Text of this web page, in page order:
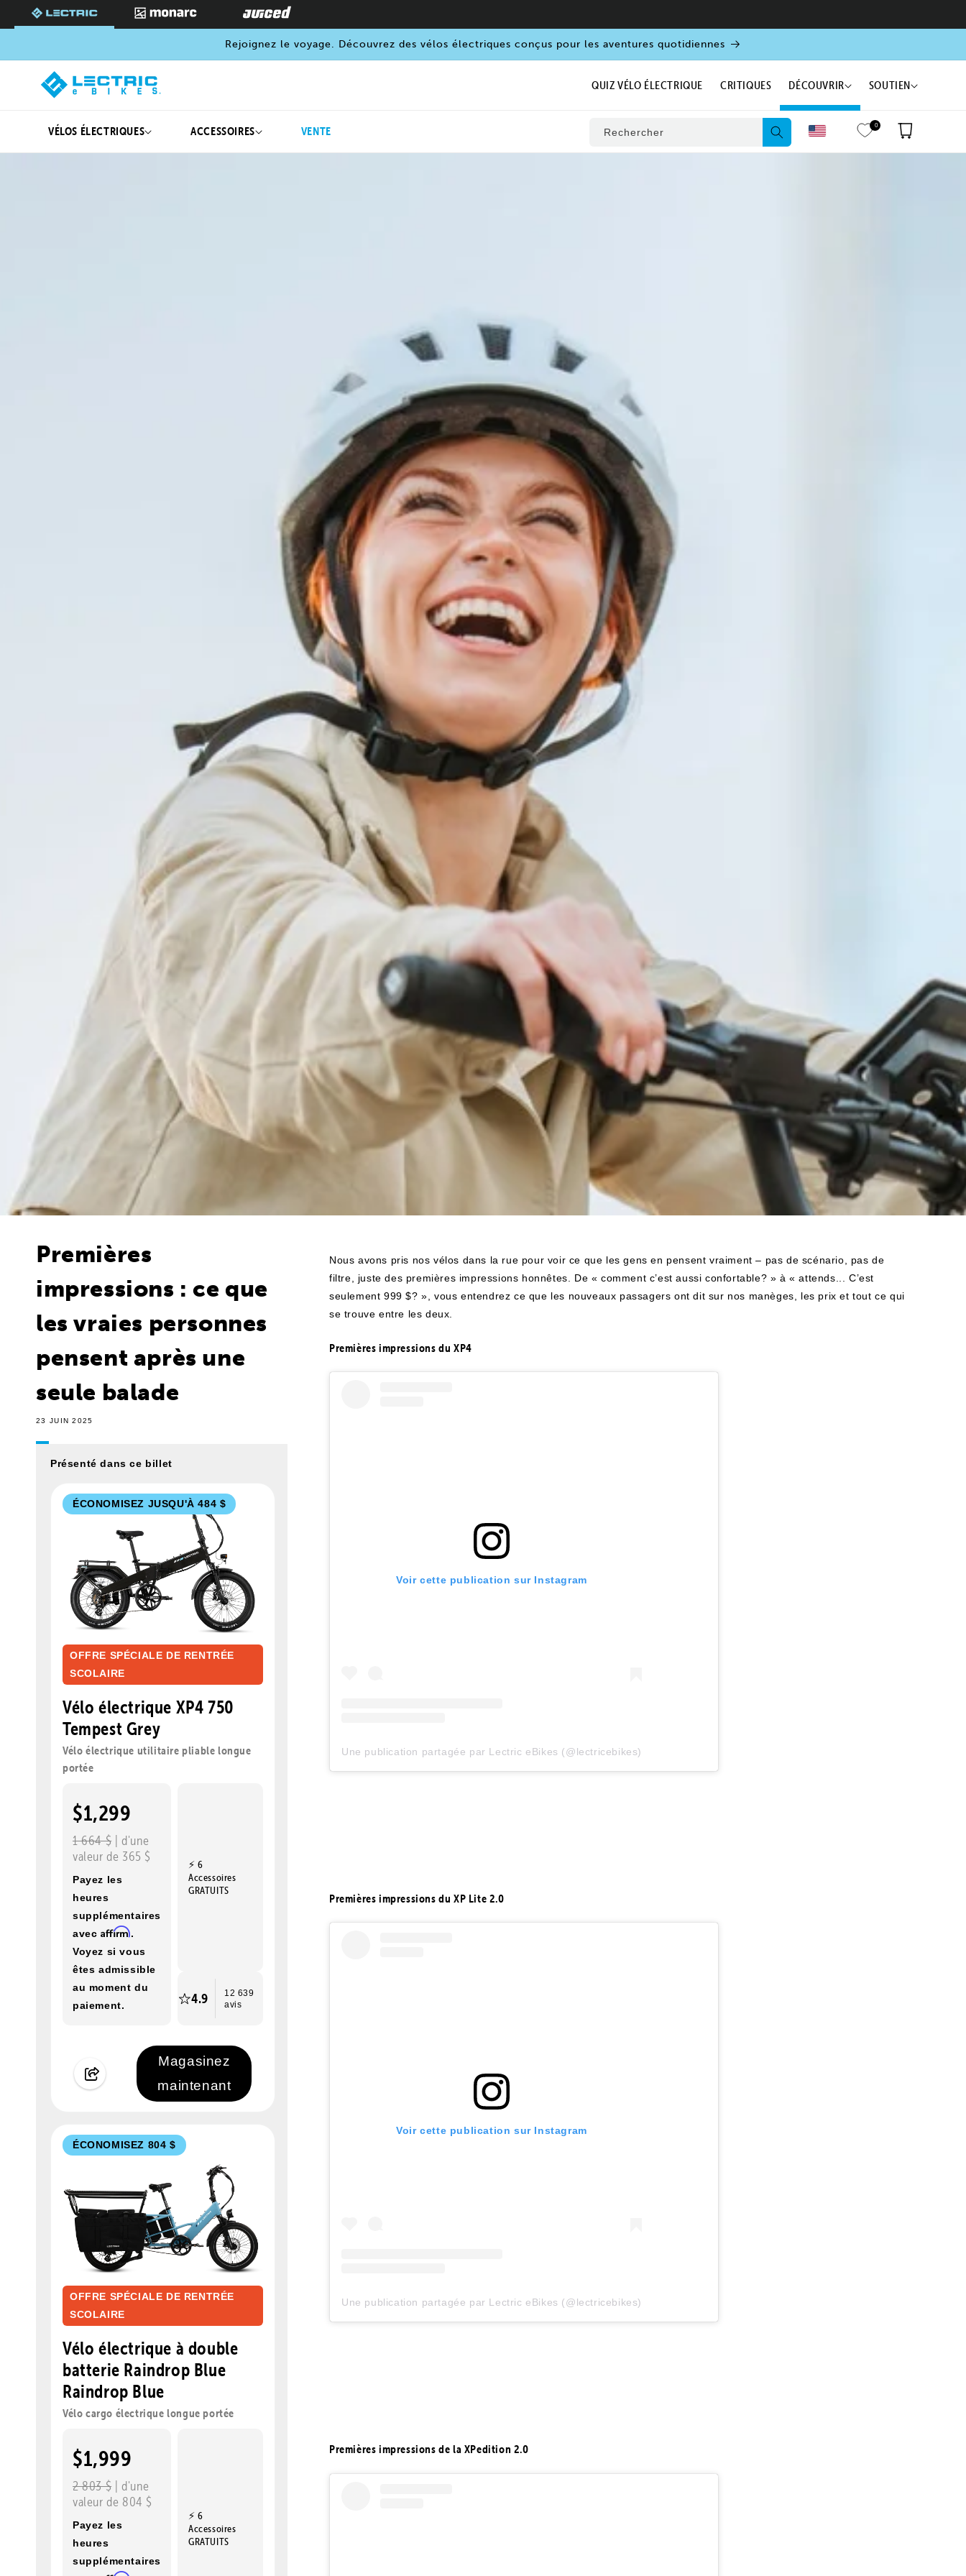
AU
CONTENU
Rejoignez le voyage. Découvrez des vélos électriques conçus pour les aventures quotidiennes
VÉLOS ÉLECTRIQUES ACCESSOIRES VENTE Rechercher
0 Panier
QUIZ VÉLO ÉLECTRIQUE CRITIQUES DÉCOUVRIR SOUTIEN
Premières
impressions : ce que
les vraies personnes
pensent après une
seule balade
23 JUIN 2025
Présenté dans ce billet
ÉCONOMISEZ JUSQU'À 484 $
OFFRE SPÉCIALE DE RENTRÉE
SCOLAIRE
Vélo électrique XP4 750
Tempest Grey
Vélo électrique utilitaire pliable longue
portée
$1,299
1 664 $ | d'une
valeur de 365 $
Payez les
heures
supplémentaires
avec Affirm.
Voyez si vous
êtes admissible
au moment du
paiement.
⚡ 6
Accessoires
GRATUITS
4.9
12 639
avis
Magasinez
maintenant
ÉCONOMISEZ 804 $
OFFRE SPÉCIALE DE RENTRÉE
SCOLAIRE
Vélo électrique à double
batterie Raindrop Blue
Raindrop Blue
Vélo cargo électrique longue portée
$1,999
2 803 $ | d'une
valeur de 804 $
Payez les
heures
supplémentaires
⚡ 6
Accessoires
GRATUITS
Nous avons pris nos vélos dans la rue pour voir ce que les gens en pensent vraiment – pas de scénario, pas de
filtre, juste des premières impressions honnêtes. De « comment c’est aussi confortable? » à « attends... C’est
seulement 999 $? », vous entendrez ce que les nouveaux passagers ont dit sur nos manèges, les prix et tout ce qui
se trouve entre les deux.
Premières impressions du XP4
Voir cette publication sur Instagram
Une publication partagée par Lectric eBikes (@lectricebikes)
Premières impressions du XP Lite 2.0
Voir cette publication sur Instagram
Une publication partagée par Lectric eBikes (@lectricebikes)
Premières impressions de la XPedition 2.0